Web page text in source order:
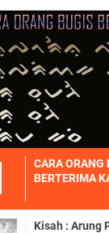
CARA ORANG
BERTERIMA
Kisah : Arung